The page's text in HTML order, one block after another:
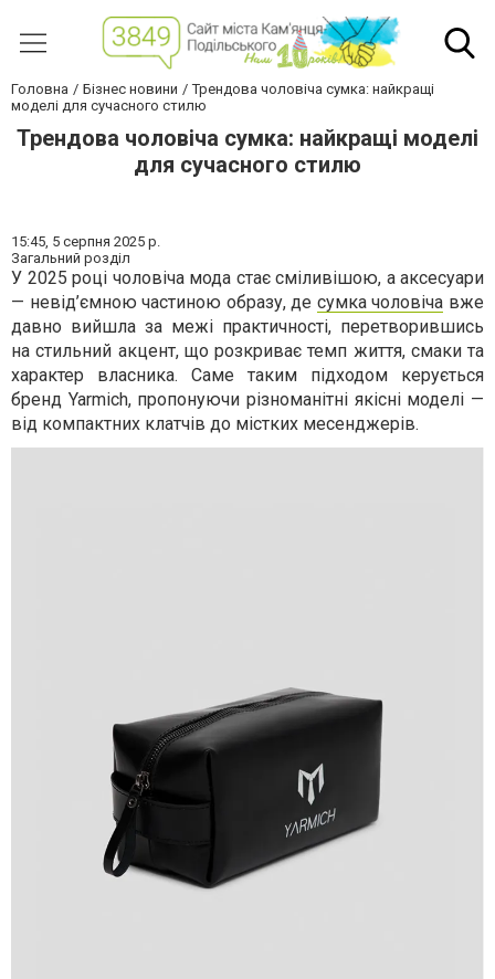
Головна Бізнес новини
Трендова чоловіча сумка: найкращі
моделі для сучасного стилю
Трендова чоловіча сумка: найкращі моделі
для сучасного стилю
15:45, 5 серпня 2025 р.
Загальний розділ
У 2025 році чоловіча мода стає сміливішою, а аксесуари
— невід’ємною частиною образу, де сумка чоловіча вже
давно вийшла за межі практичності, перетворившись
на стильний акцент, що розкриває темп життя, смаки та
характер власника. Саме таким підходом керується
бренд Yarmich, пропонуючи різноманітні якісні моделі —
від компактних клатчів до містких месенджерів.